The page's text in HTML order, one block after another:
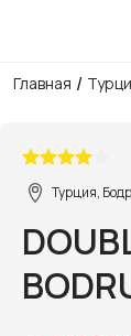
Главная /
Турция,